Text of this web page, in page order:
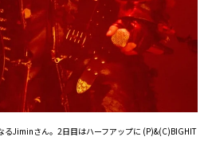
るJiminさん。2日目はハーフアップに (P)&(C)BIGHIT